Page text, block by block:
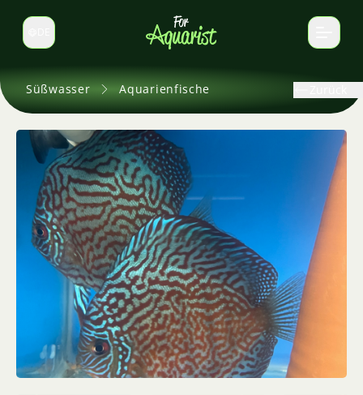
Sprache wechseln
Süßwasser Aquarienfische